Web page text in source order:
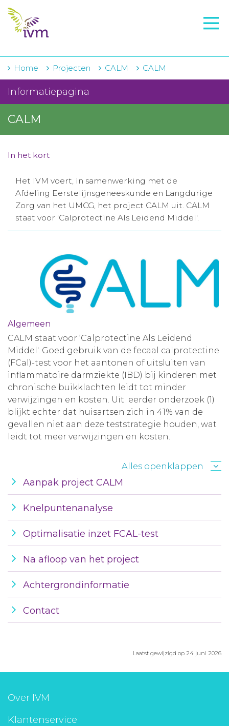
VMI
IVM-academie
Zorginstellingen
Over IVM
Actueel
Contact
Winkelwagentje
Inloggen
Toegang leeromgeving
Home Projecten CALM CALM
Informatiepagina
CALM
In het kort
Het IVM voert, in samenwerking met de
Afdeling Eerstelijnsgeneeskunde en Langdurige
Zorg van het UMCG, het project CALM uit. CALM
staat voor ‘Calprotectine Als Leidend Middel'.
Algemeen
CALM staat voor ‘Calprotectine Als Leidend
Middel'. Goed gebruik van de fecaal calprotectine
(FCal)-test voor het aantonen of uitsluiten van
inflammatoire darmziekte (IBD) bij kinderen met
chronische buikklachten leidt tot minder
verwijzingen en kosten. Uit eerder onderzoek (1)
blijkt echter dat huisartsen zich in 41% van de
gevallen niet aan deze teststrategie houden, wat
leidt tot meer verwijzingen en kosten.
Alles openklappen
Aanpak project CALM
Knelpuntenanalyse
Optimalisatie inzet FCAL-test
Na afloop van het project
Achtergrondinformatie
Contact
Laatst gewijzigd op 24 juni 2026
Over IVM
Klantenservice